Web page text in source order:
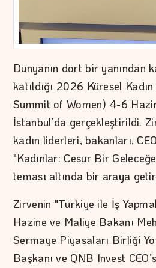
Dünyanın dört bir yanından
katıldığı 2026 Küresel
Summit of Women) 4-6
İstanbul’da gerçekleştirildi.
kadın liderleri, bakanları,
"Kadınlar: Cesur Bir
teması altında bir araya
Zirvenin "Türkiye ile İş
Hazine ve Maliye Bakanı
Sermaye Piyasaları Birliği
Başkanı ve QNB Invest